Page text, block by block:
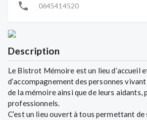
Description
Le Bistrot Mémoire est un lieu d’accueil
d’accompagnement des personnes
de la mémoire ainsi que de leurs aidants,
professionnels.
C’est un lieu ouvert à tous permettant
0645414520